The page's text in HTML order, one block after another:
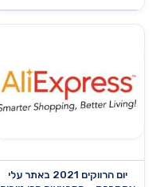
יום הרווקים 2021 באתר עלי